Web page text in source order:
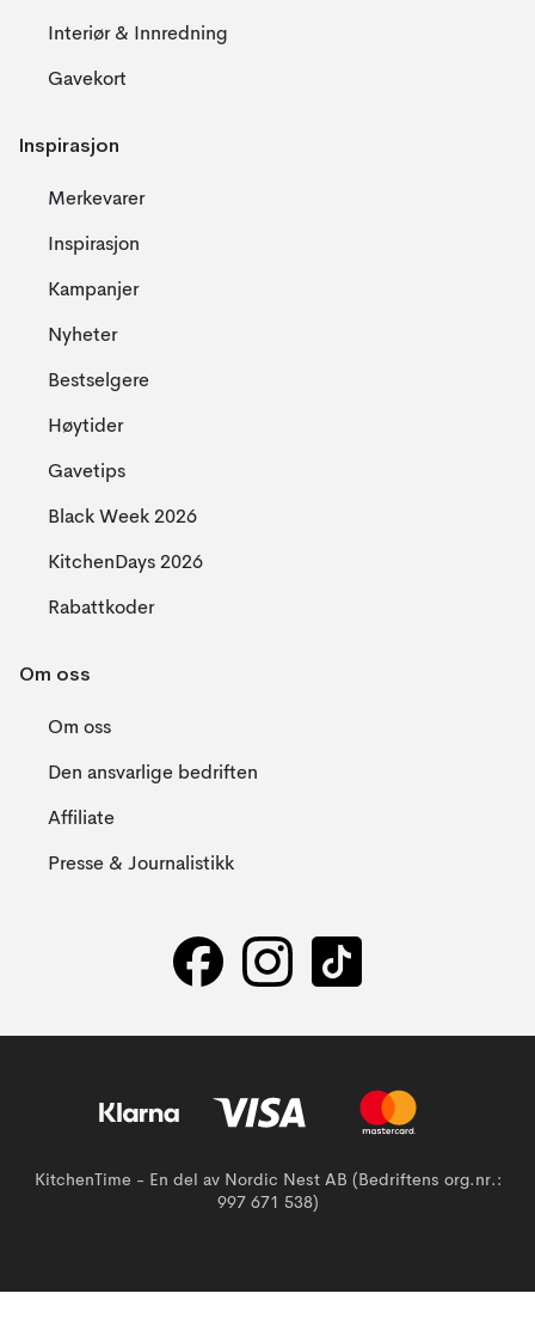
Interiør & Innredning
Gavekort
Inspirasjon
Merkevarer
Inspirasjon
Kampanjer
Nyheter
Bestselgere
Høytider
Gavetips
Black Week 2026
KitchenDays 2026
Rabattkoder
Om oss
Om oss
Den ansvarlige bedriften
Affiliate
Presse & Journalistikk
KitchenTime - En del av Nordic Nest AB (Bedriftens org.nr.:
997 671 538)